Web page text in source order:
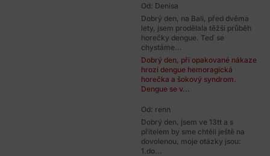
Od: Denisa
Dobrý den, na Bali, před dvěma
lety, jsem prodělala těžší průběh
horečky dengue. Teď se
chystáme...
Dobrý den, při opakované nákaze
hrozí dengue hemoragická
horečka a šokový syndrom.
Dengue se v...
Od: renn
Dobrý den, jsem ve 13tt a s
přítelem by sme chtěli ještě na
dovolenou, moje otázky jsou:
1.do...